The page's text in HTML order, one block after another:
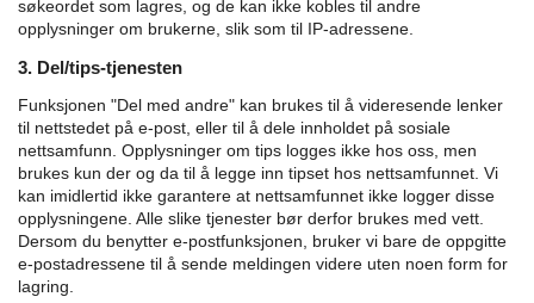
søkeordet som lagres, og de kan ikke kobles til andre
opplysninger om brukerne, slik som til IP-adressene.
3. Del/tips-tjenesten
Funksjonen "Del med andre" kan brukes til å videresende lenker
til nettstedet på e-post, eller til å dele innholdet på sosiale
nettsamfunn. Opplysninger om tips logges ikke hos oss, men
brukes kun der og da til å legge inn tipset hos nettsamfunnet. Vi
kan imidlertid ikke garantere at nettsamfunnet ikke logger disse
opplysningene. Alle slike tjenester bør derfor brukes med vett.
Dersom du benytter e-postfunksjonen, bruker vi bare de oppgitte
e-postadressene til å sende meldingen videre uten noen form for
lagring.